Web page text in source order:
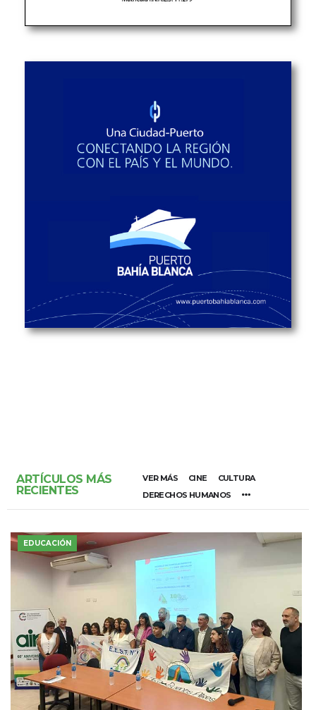
ARTÍCULOS MÁS
RECIENTES
VER MÁS CINE
CULTURA
DERECHOS HUMANOS
EDUCACIÓN